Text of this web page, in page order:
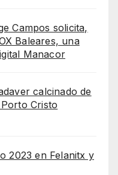
Campos solicita,
Baleares, una
Manacor
calcinado de
Cristo
2023 en Felanitx y